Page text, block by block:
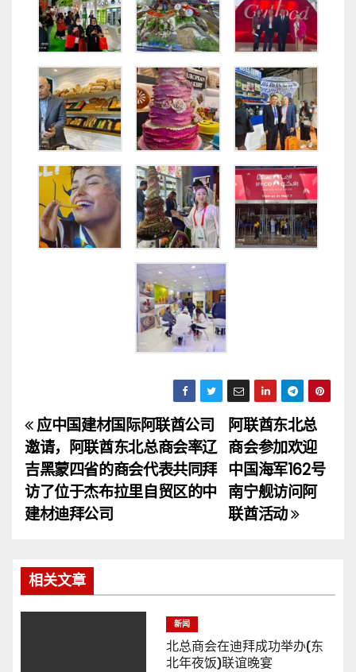
文
章
导
阿联酋东北总
商会参加欢迎
中国海军162号
南宁舰访问阿
联酋活动
应中国建材国际阿联酋公司
邀请，阿联酋东北总商会率辽
吉黑蒙四省的商会代表共同拜
访了位于杰布拉里自贸区的中
建材迪拜公司
相关文章
新闻
北总商会在迪拜成功举办(东
北年夜饭)联谊晚宴